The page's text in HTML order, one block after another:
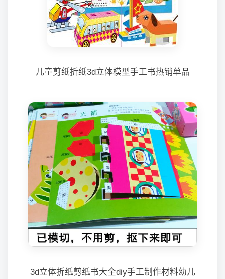
儿童剪纸折纸3d立体模型手工书热销单品
3d立体折纸剪纸书大全diy手工制作材料幼儿